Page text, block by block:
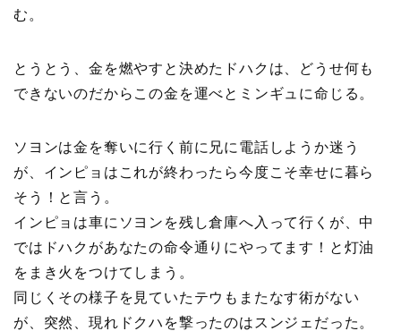
む。
とうとう、金を燃やすと決めたドハクは、どうせ何も
できないのだからこの金を運べとミンギュに命じる。
ソヨンは金を奪いに行く前に兄に電話しようか迷う
が、インピョはこれが終わったら今度こそ幸せに暮ら
そう！と言う。
インピョは車にソヨンを残し倉庫へ入って行くが、中
ではドハクがあなたの命令通りにやってます！と灯油
をまき火をつけてしまう。
同じくその様子を見ていたテウもまたなす術がない
が、突然、現れドクハを撃ったのはスンジェだった。